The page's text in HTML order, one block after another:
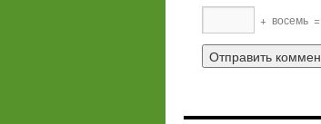
+ восемь =